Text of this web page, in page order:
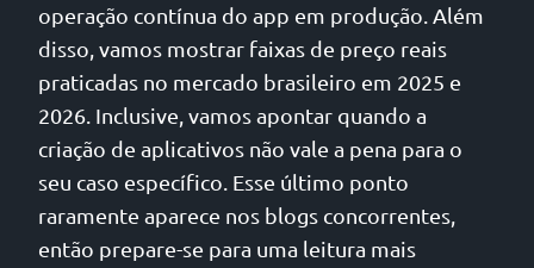
operação contínua do app em produção. Além
disso, vamos mostrar faixas de preço reais
praticadas no mercado brasileiro em 2025 e
2026. Inclusive, vamos apontar quando a
criação de aplicativos não vale a pena para o
seu caso específico. Esse último ponto
raramente aparece nos blogs concorrentes,
então prepare-se para uma leitura mais